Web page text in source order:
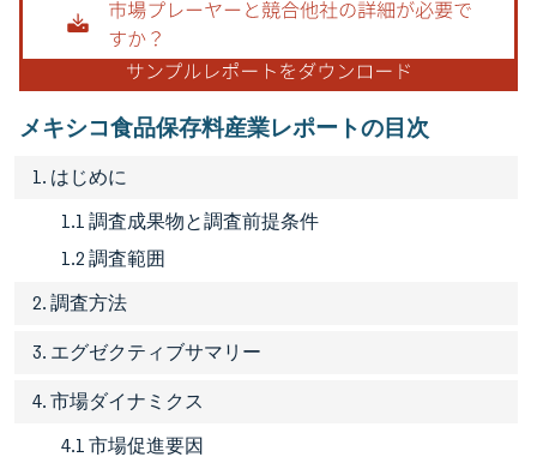
メキシコ食品保存料産業レポートの目次
1. はじめに
1.1 調査成果物と調査前提条件
1.2 調査範囲
2. 調査方法
3. エグゼクティブサマリー
4. 市場ダイナミクス
4.1 市場促進要因